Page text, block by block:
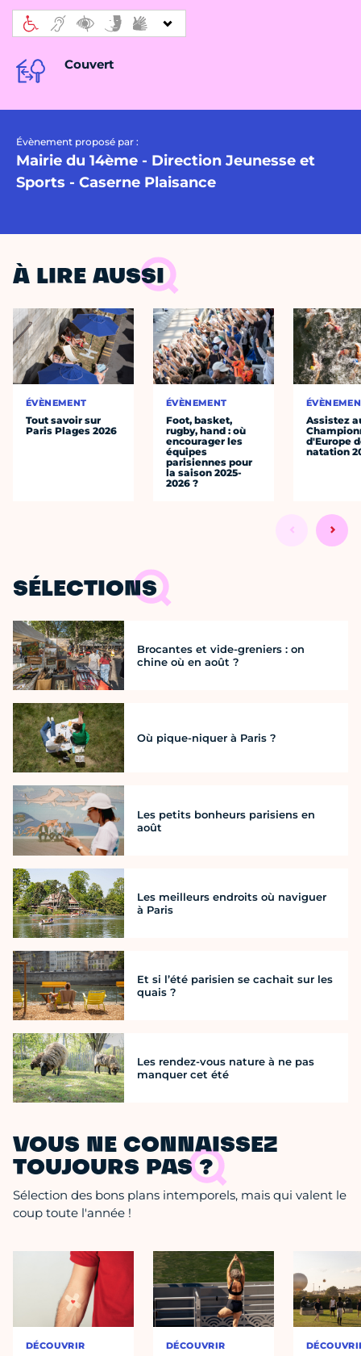
Couvert
Évènement proposé par :
Mairie du 14ème - Direction Jeunesse et
Sports - Caserne Plaisance
À LIRE AUSSI
ÉVÈNEMENT
Tout savoir sur
Paris Plages 2026
ÉVÈNEMENT
Foot, basket,
rugby, hand : où
encourager les
équipes
parisiennes pour
la saison 2025-
2026 ?
Assistez
d'Europe
natation
SÉLECTIONS
Brocantes et vide-greniers : on
chine où en août ?
Où pique-niquer à Paris ?
Les petits bonheurs parisiens en
août
Les meilleurs endroits où naviguer
à Paris
Et si l’été parisien se cachait sur les
quais ?
Les rendez-vous nature à ne pas
manquer cet été
VOUS NE CONNAISSEZ
TOUJOURS PAS ?
Sélection des bons plans intemporels, mais qui valent le
coup toute l'année !
DÉCOUVRIR DÉCOUVRIR